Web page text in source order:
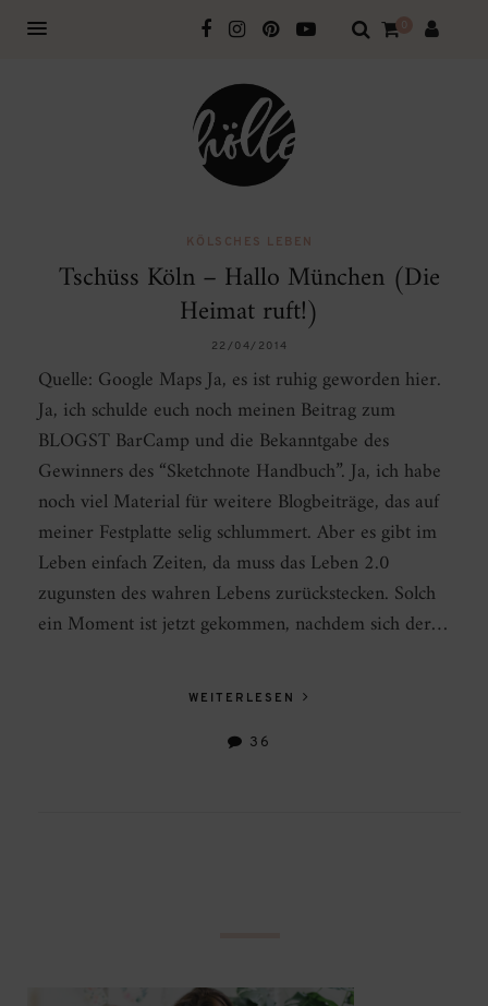
0
KÖLSCHES LEBEN
Tschüss Köln – Hallo München (Die
Heimat ruft!)
22/04/2014
Quelle: Google Maps Ja, es ist ruhig geworden hier.
Ja, ich schulde euch noch meinen Beitrag zum
BLOGST BarCamp und die Bekanntgabe des
Gewinners des “Sketchnote Handbuch”. Ja, ich habe
noch viel Material für weitere Blogbeiträge, das auf
meiner Festplatte selig schlummert. Aber es gibt im
Leben einfach Zeiten, da muss das Leben 2.0
zugunsten des wahren Lebens zurückstecken. Solch
ein Moment ist jetzt gekommen, nachdem sich der…
WEITERLESEN
36